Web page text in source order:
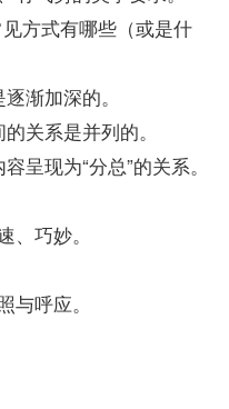
方式有哪些（或是什
渐加深的。
关系是并列的。
现为“分总”的关系。
巧妙。
呼应。